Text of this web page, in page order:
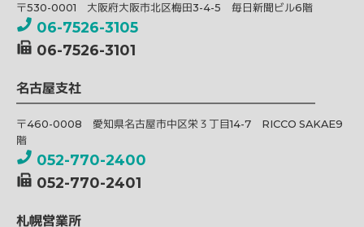
〒530-0001 大阪府大阪市北区梅田3-4-5 毎日新聞ビル6階
06-7526-3105
06-7526-3101
名古屋支社
〒460-0008 愛知県名古屋市中区栄３丁目14-7 RICCO SAKAE9
階
052-770-2400
052-770-2401
札幌営業所